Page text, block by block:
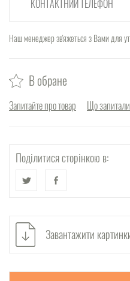
Наш менеджер зв'яжеться з Вами для
В обране
Запитайте про товар Що
Поділитися сторінкою в:
Завантажити